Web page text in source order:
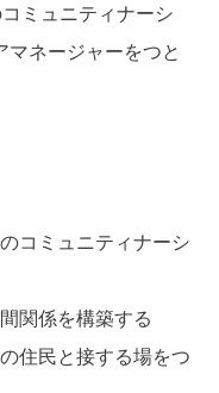
ミュニティナーシ
マネージャーをつと
コミュニティナーシ
関係を構築する
住民と接する場をつ